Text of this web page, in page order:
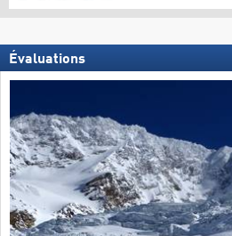
Évaluations